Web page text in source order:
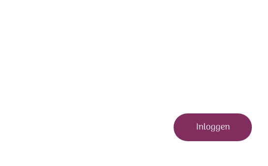
Inloggen